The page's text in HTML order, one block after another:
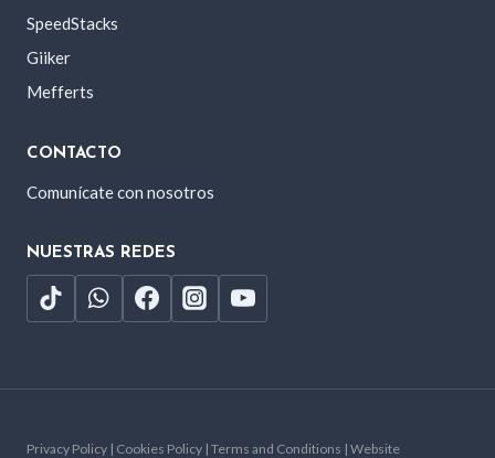
SpeedStacks
Giiker
Mefferts
CONTACTO
Comunícate con nosotros
NUESTRAS REDES
Privacy Policy | Cookies Policy | Terms and Conditions | Website